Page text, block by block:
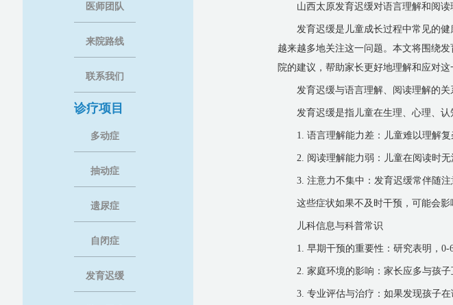
医师团队
来院路线
联系我们
诊疗项目
多动症
抽动症
遗尿症
自闭症
发育迟缓
山西太原发育迟缓对语言理解和阅
发育迟缓是儿童成长过程中常见的
越来越多地关注这一问题。本文将围绕
院的建议，帮助家长更好地理解和应对这
发育迟缓与语言理解、阅读理解的关
发育迟缓是指儿童在生理、心理、
1. 语言理解能力差：儿童难以理解
2. 阅读理解能力弱：儿童在阅读时
3. 注意力不集中：发育迟缓常伴随
这些症状如果不及时干预，可能会
儿科信息与科普常识
1. 早期干预的重要性：研究表明，
2. 家庭环境的影响：家长应多与孩
3. 专业评估与治疗：如果发现孩子